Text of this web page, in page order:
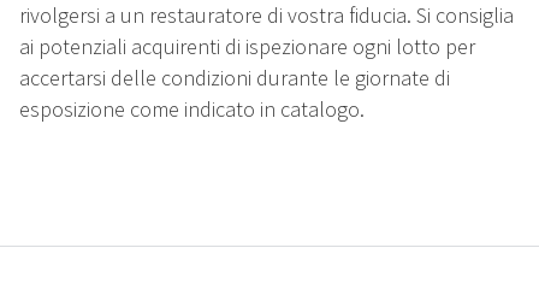
rivolgersi a un restauratore di vostra fiducia. Si consiglia
ai potenziali acquirenti di ispezionare ogni lotto per
accertarsi delle condizioni durante le giornate di
esposizione come indicato in catalogo.